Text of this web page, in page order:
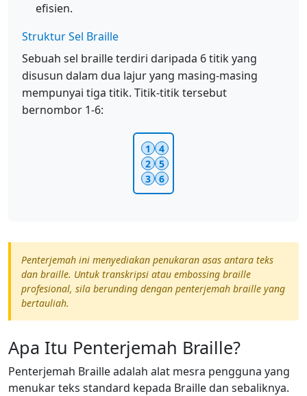
efisien.
Struktur Sel Braille
Sebuah sel braille terdiri daripada 6 titik yang
disusun dalam dua lajur yang masing-masing
mempunyai tiga titik. Titik-titik tersebut
bernombor 1-6:
1
4
2
5
3
6
Penterjemah ini menyediakan penukaran asas antara teks
dan braille. Untuk transkripsi atau embossing braille
profesional, sila berunding dengan penterjemah braille yang
bertauliah.
Apa Itu Penterjemah Braille?
Penterjemah Braille adalah alat mesra pengguna yang
menukar teks standard kepada Braille dan sebaliknya.